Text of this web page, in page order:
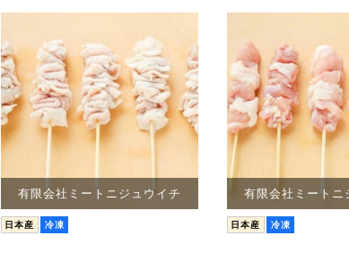
有限会社ミートニジュウイチ
日本産 冷凍
有限会社ミートニ
日本産 冷凍